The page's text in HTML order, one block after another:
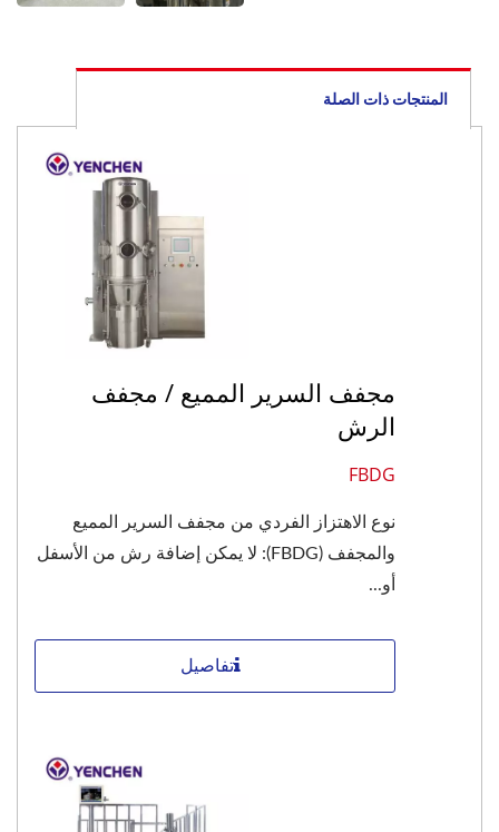
المنتجات ذات الصلة
مجفف السرير المميع / مجفف
الرش
FBDG
نوع الاهتزاز الفردي من مجفف السرير المميع
والمجفف (FBDG): لا يمكن إضافة رش من الأسفل
أو...
تفاصيل